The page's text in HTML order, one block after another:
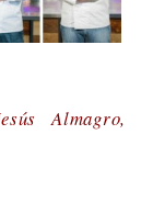
Almagro,